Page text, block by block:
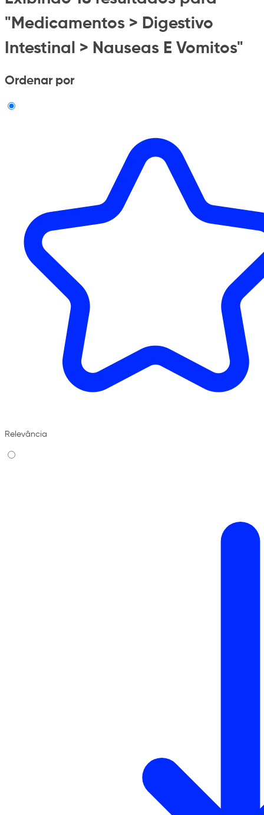
"Medicamentos > Digestivo
Intestinal > Nauseas E Vomitos"
Ordenar por
Relevância